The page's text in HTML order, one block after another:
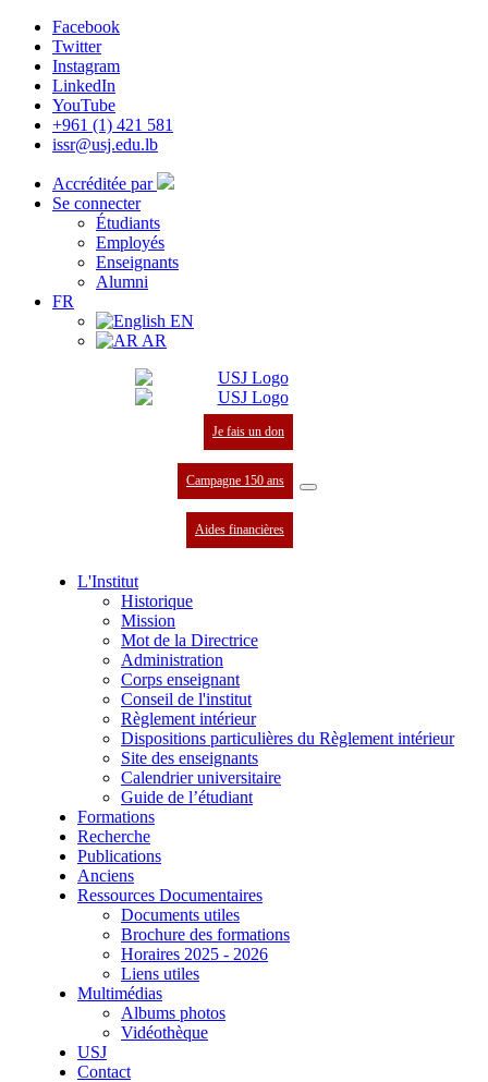
Facebook
Twitter
Instagram
LinkedIn
YouTube
+961 (1) 421 581
issr@usj.edu.lb
Accréditée par
Se connecter
Étudiants
Employés
Enseignants
Alumni
FR
EN
AR
Je fais un don
Campagne 150 ans
Aides financières
L'Institut
Historique
Mission
Mot de la Directrice
Administration
Corps enseignant
Conseil de l'institut
Règlement intérieur
Dispositions particulières du Règlement intérieur
Site des enseignants
Calendrier universitaire
Guide de l’étudiant
Formations
Recherche
Publications
Anciens
Ressources Documentaires
Documents utiles
Brochure des formations
Horaires 2025 - 2026
Liens utiles
Multimédias
Albums photos
Vidéothèque
USJ
Contact